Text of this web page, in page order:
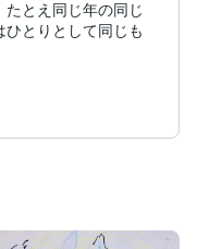
とえ同じ年の同じ
とりとして同じも
き出すところにあ
らない自分に出逢
前向きになったり
ながらお手伝いさ